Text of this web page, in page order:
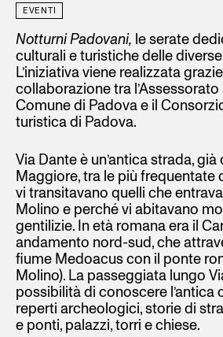
EVENTI
Notturni Padovani, le serate
culturali e turistiche delle
L’iniziativa viene realizzata
collaborazione tra
Comune di Padova e il
turistica di Padova.
Via Dante è un’antica strada, già
Maggiore, tra le più frequentate
vi transitavano quelli che
Molino e perché vi abitavano
gentilizie. In età romana era il
andamento nord-sud, che
fiume Medoacus con il ponte
Molino). La passeggiata lungo
possibilità di conoscere l’antica
reperti archeologici, storie di
e ponti, palazzi, torri e chiese.